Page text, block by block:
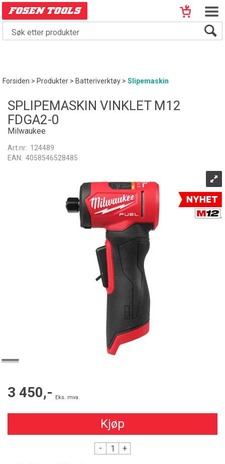
Forsiden>Produkter>Batteriverktøy>Slipemaskin
SPLIPEMASKIN VINKLET M12
FDGA2-0
Milwaukee
Art.nr: 124489
EAN: 4058546528485
3 450,- Eks. mva.
Kjøp
- +